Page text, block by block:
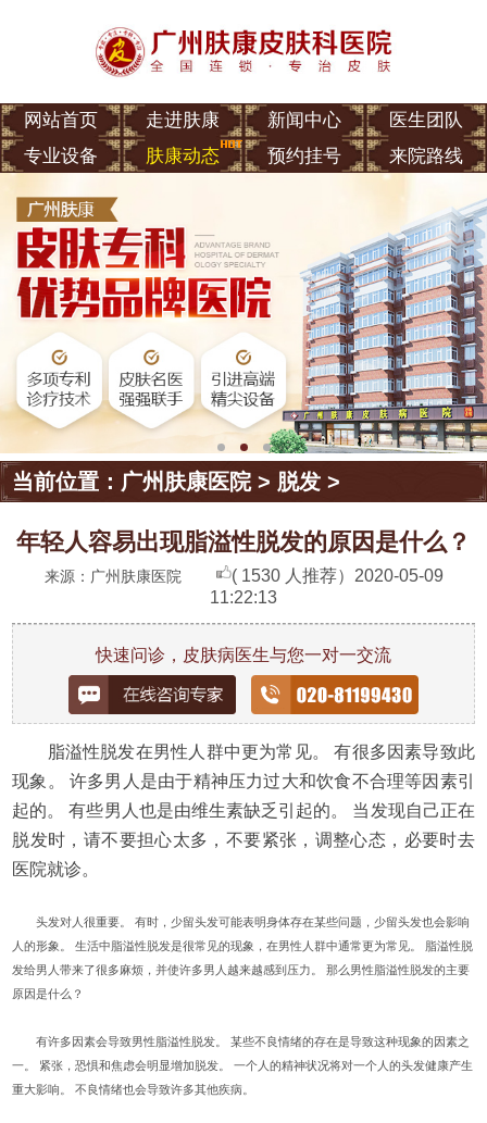
网站首页 走进肤康 新闻中心
医生团队
专业设备
肤康动态 预约挂号 来院路线
当前位置： 广州肤康医院> 脱发 >
年轻人容易出现脂溢性脱发的原因是什么？
来源：广州肤康医院 ( 1530 人推荐） 2020-05-09
11:22:13
快速问诊，皮肤病医生与您一对一交流
脂溢性脱发在男性人群中更为常见。 有很多因素导致此
现象。 许多男人是由于精神压力过大和饮食不合理等因素引
起的。 有些男人也是由维生素缺乏引起的。 当发现自己正在
脱发时，请不要担心太多，不要紧张，调整心态，必要时去
医院就诊。
头发对人很重要。 有时，少留头发可能表明身体存在某些问题，少留头发也会影响
人的形象。 生活中脂溢性脱发是很常见的现象，在男性人群中通常更为常见。 脂溢性脱
发给男人带来了很多麻烦，并使许多男人越来越感到压力。 那么男性脂溢性脱发的主要
原因是什么？
有许多因素会导致男性脂溢性脱发。 某些不良情绪的存在是导致这种现象的因素之
一。 紧张，恐惧和焦虑会明显增加脱发。 一个人的精神状况将对一个人的头发健康产生
重大影响。 不良情绪也会导致许多其他疾病。